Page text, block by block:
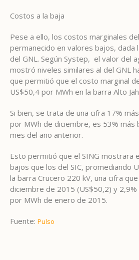
Costos a la baja
Pese a ello, los costos marginales
permanecido en valores bajos, dada
del GNL. Según Systep, el valor del
mostró niveles similares al del GNL
que permitió que el costo marginal
US$50,4 por MWh en la barra Alto
Si bien, se trata de una cifra 17%
por MWh de diciembre, es 53% más
mes del año anterior.
Esto permitió que el SING mostrara
bajos que los del SIC, promediando
la barra Crucero 220 kV, una cifra
diciembre de 2015 (US$50,2) y
por MWh de enero de 2015.
Fuente: Pulso